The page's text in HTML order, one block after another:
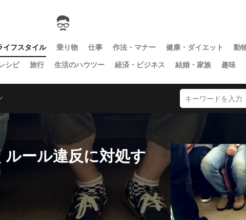
イフスタイル 乗り物 仕事 作法・マナー 健康・ダイエット 動
シピ 旅行 生活のハウツー 経済・ビジネス 結婚・家族 趣味
ール違反に対処す